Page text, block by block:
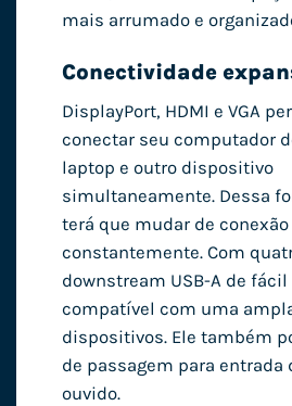
mais arrumado e
Conectividade
DisplayPort, HDMI e VGA
conectar seu computador
laptop e outro dispositivo
simultaneamente. Dessa
terá que mudar de conexão
constantemente. Com
downstream USB-A de fácil
compatível com uma
dispositivos. Ele também
de passagem para entrada
ouvido.